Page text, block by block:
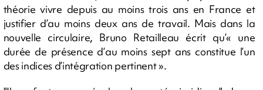
théorie vivre depuis au moins trois ans en France et
justifier d’au moins deux ans de travail. Mais dans la
nouvelle circulaire, Bruno Retailleau écrit qu’« une
durée de présence d’au moins sept ans constitue l’un
des indices d’intégration pertinent ».